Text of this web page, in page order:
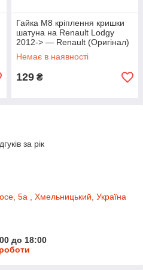
Гайка М8 кріплення кришки
шатуна на Renault Lodgy
2012-> — Renault (Оригінал)
- 8200301276
Немає в наявності
129 ₴
за рік
5а , Хмельницький, Україна
до 18:00